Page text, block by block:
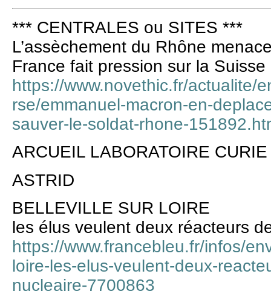
*** CENTRALES ou SITES ***
L’assèchement du Rhône
France fait pression sur la
https://www.novethic.fr/actualite/
rse/emmanuel-macron-en-
sauver-le-soldat-rhone-
ARCUEIL LABORATOIRE CURIE
ASTRID
BELLEVILLE SUR LOIRE
les élus veulent deux réacteurs
https://www.francebleu.fr/infos/
loire-les-elus-veulent-deux-
nucleaire-7700863